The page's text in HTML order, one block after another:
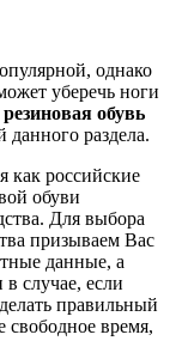
однако
уберечь ноги
резиновая обувь
данного раздела.
как российские
обуви
Для выбора
призываем Вас
данные, а
случае, если
правильный
время,